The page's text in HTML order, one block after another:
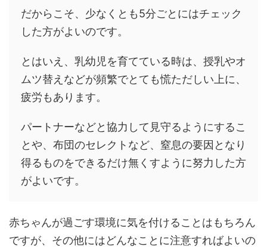
だからこそ、少なくとも5分ごとにはチェック
した方がよいのです。
とはいえ、乳幼児を育てている時は、授乳やオ
ムツ替えなどが頻繁でとても慌ただしい上に、
疲労もあります。
パートナーなどと協力して見守るようにするこ
とや、布団のセレクトなど、窒息の要因となり
得るものをできるだけ無くすように努力した方
がよいです。
赤ちゃんが過ごす環境に気を付けることはもちろん
ですが、その他にはどんなことに注意すればよいの